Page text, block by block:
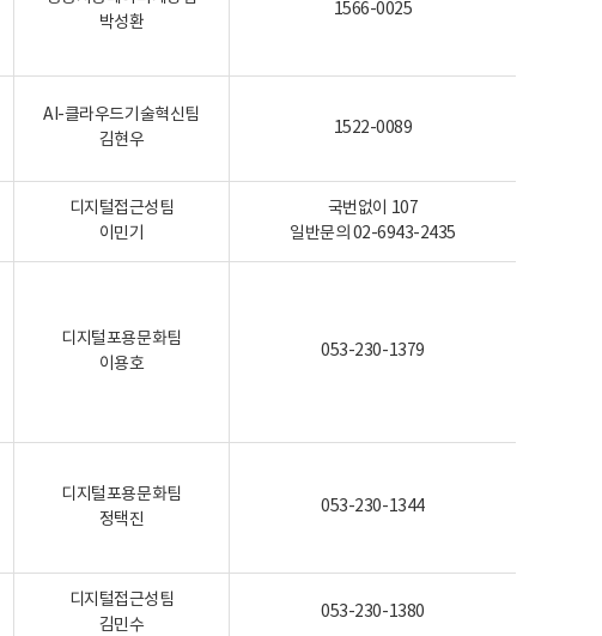
박성환
1566-0025
AI-클라우드기술혁신팀
김현우
1522-0089
디지털접근성팀
이민기
국번없이 107
일반문의 02-6943-2435
디지털포용문화팀
이용호
053-230-1379
디지털포용문화팀
정택진
053-230-1344
디지털접근성팀
김민수
053-230-1380